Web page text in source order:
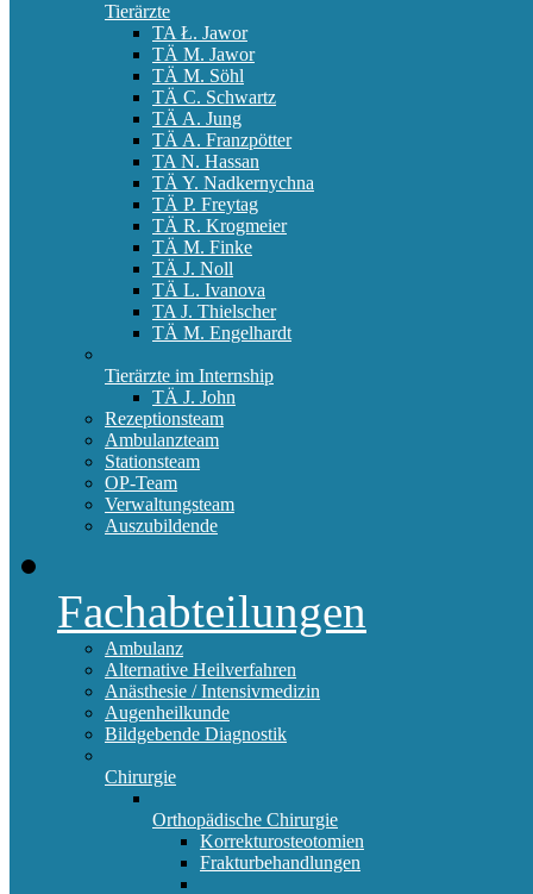
Tierärzte
TA Ł. Jawor
TÄ M. Jawor
TÄ M. Söhl
TÄ C. Schwartz
TÄ A. Jung
TÄ A. Franzpötter
TA N. Hassan
TÄ Y. Nadkernychna
TÄ P. Freytag
TÄ R. Krogmeier
TÄ M. Finke
TÄ J. Noll
TÄ L. Ivanova
TA J. Thielscher
TÄ M. Engelhardt
Tierärzte im Internship
TÄ J. John
Rezeptionsteam
Ambulanzteam
Stationsteam
OP-Team
Verwaltungsteam
Auszubildende
Fachabteilungen
Ambulanz
Alternative Heilverfahren
Anästhesie / Intensivmedizin
Augenheilkunde
Bildgebende Diagnostik
Chirurgie
Orthopädische Chirurgie
Korrekturosteotomien
Frakturbehandlungen